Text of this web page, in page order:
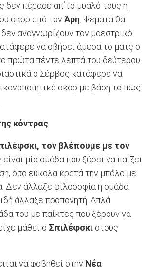
δεν πέρασε απ΄το μυαλό τους η
σκορ από τονΆρη . Ψέματα θα
δεν αναγνωρίζουν τον μαεστρικό
να σβήσει άμεσα το ματς ο
πρώτα πέντε λεπτά του δεύτερου
ο Σέρβος κατάφερε να
σκορ με βάση το πως
κόντρας
τον βλέπουμε με τον
μία ομάδα που ξέρει να παίζει
όσο εύκολα κρατά την μπάλα με
Δεν άλλαξε φιλοσοφία η ομάδα
άλλαξε προπονητή. Απλά
του με παίκτες που ξέρουν να
μάθει ο Σπιλέφσκι στους
να φοβηθεί στην Νέα